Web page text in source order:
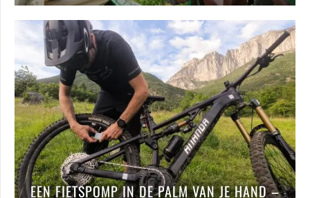
EEN FIETSPOMP IN DE PALM VAN JE HAND –